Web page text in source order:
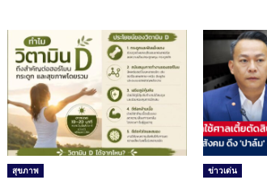
สุขภาพ ข่าวเด่น